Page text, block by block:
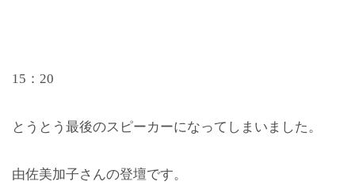
15：20
とうとう最後のスピーカーになってしまいました。
由佐美加子さんの登壇です。